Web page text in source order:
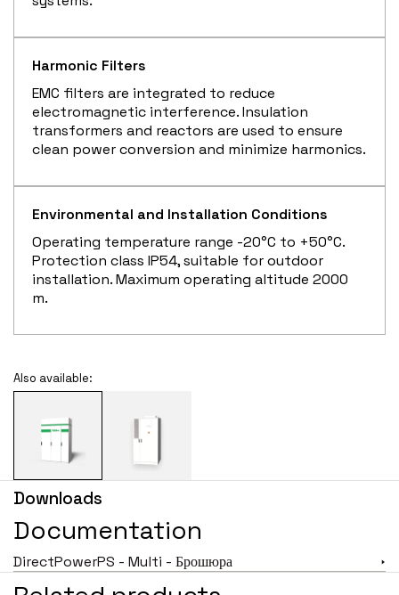
Harmonic Filters
EMC filters are integrated to reduce
electromagnetic interference. Insulation
transformers and reactors are used to ensure
clean power conversion and minimize harmonics.
Environmental and Installation Conditions
Operating temperature range -20°C to +50°C.
Protection class IP54, suitable for outdoor
installation. Maximum operating altitude 2000
m.
Also available:
Downloads
Documentation
DirectPowerPS - Multi - Брошюра